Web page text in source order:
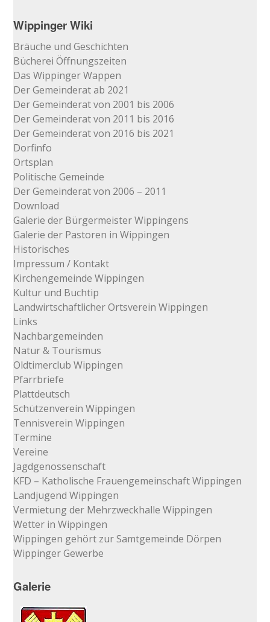
Wippinger Wiki
Bräuche und Geschichten
Bücherei Öffnungszeiten
Das Wippinger Wappen
Der Gemeinderat ab 2021
Der Gemeinderat von 2001 bis 2006
Der Gemeinderat von 2011 bis 2016
Der Gemeinderat von 2016 bis 2021
Dorfinfo
Ortsplan
Politische Gemeinde
Der Gemeinderat von 2006 – 2011
Download
Galerie der Bürgermeister Wippingens
Galerie der Pastoren in Wippingen
Historisches
Impressum / Kontakt
Kirchengemeinde Wippingen
Kultur und Buchtip
Landwirtschaftlicher Ortsverein Wippingen
Links
Nachbargemeinden
Natur & Tourismus
Oldtimerclub Wippingen
Pfarrbriefe
Plattdeutsch
Schützenverein Wippingen
Tennisverein Wippingen
Termine
Vereine
Jagdgenossenschaft
KFD – Katholische Frauengemeinschaft Wippingen
Landjugend Wippingen
Vermietung der Mehrzweckhalle Wippingen
Wetter in Wippingen
Wippingen gehört zur Samtgemeinde Dörpen
Wippinger Gewerbe
Galerie